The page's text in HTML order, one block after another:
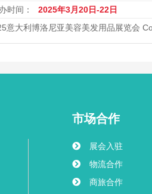
时间：
2025年3月20日-22日
意大利博洛尼亚美容美发用品展览会
市场合作
展会入驻
物流合作
商旅合作